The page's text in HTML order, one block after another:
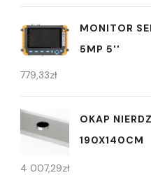
MONITOR
5MP 5''
779,33zł
OKAP
190X140CM
4 007,29zł